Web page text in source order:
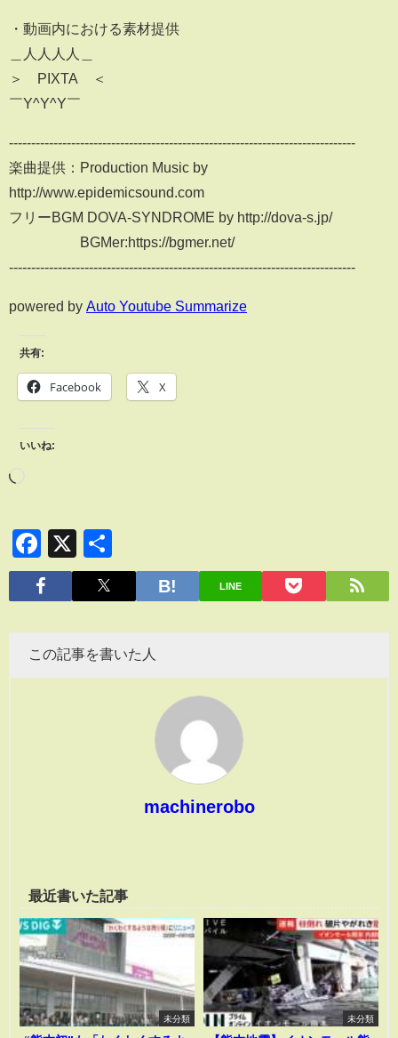
・動画内における素材提供
＿人人人人＿
＞ PIXTA ＜
￣Y^Y^Y￣
------------------------------------------------------------------------------
楽曲提供：Production Music by
http://www.epidemicsound.com
フリーBGM DOVA-SYNDROME by http://dova-s.jp/
BGMer:https://bgmer.net/
------------------------------------------------------------------------------
powered by Auto Youtube Summarize
共有:
Facebook X
いいね:
Facebook
X
有
LINE
この記事を書いた人
machinerobo
最近書いた記事
未分類 未分類